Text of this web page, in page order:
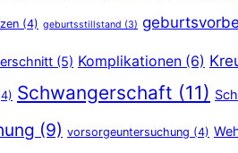
(4) geburtsstillstand (3)
(5) Komplikationen (6)
Schwangerschaft (11)
(9) vorsorgeuntersuchung (4)